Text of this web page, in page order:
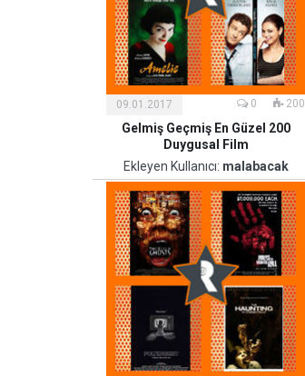
Kültür
ve
Sanat
09.01.2017
0 200
Gelmiş Geçmiş En Güzel 200
Duygusal Film
Ekleyen Kullanıcı: malabacak
Kültür
ve
Sanat